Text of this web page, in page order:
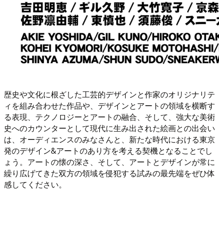
歴史や文化に根ざした工芸的デザインと作家のオリジナリテ
ィを組み合わせた作品や、デザインとアートの領域を横断す
る表現、テクノロジーとアートの融合、そして、強大な美術
史へのカウンターとして現代に生み出された絵画との出会い
は、オーディエンスのみなさんと、新たな時代における東京
発のデザイン&アートのあり方を考える契機となることでし
ょう。アートの懐の深さ、そして、アートとデザインが常に
繰り広げてきた双方の領域を侵犯する試みの最先端をぜひ体
感してください。